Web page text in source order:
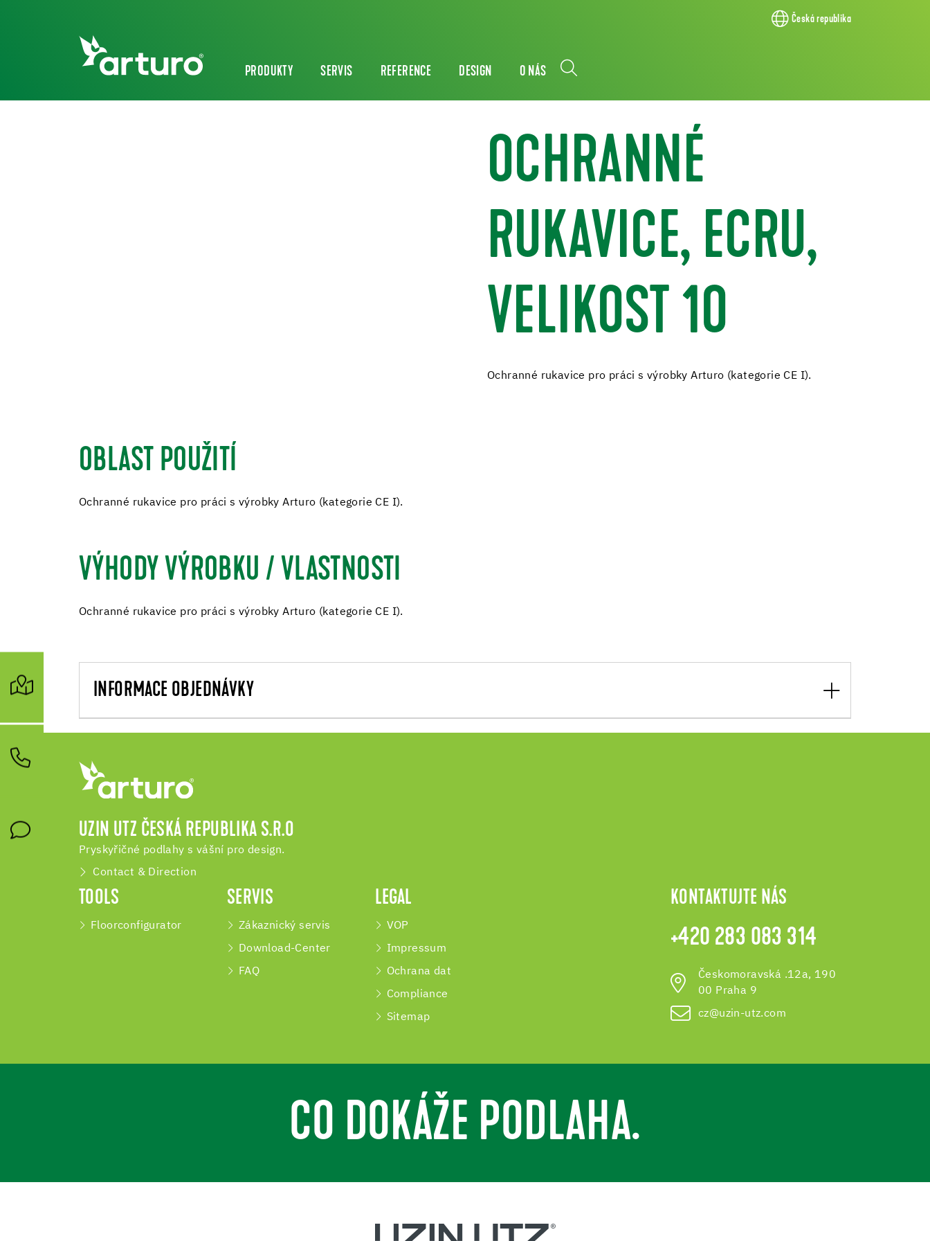
Česká republika
PRODUKTY SERVIS REFERENCE DESIGN O NÁS
OCHRANNÉ
RUKAVICE, ECRU,
VELIKOST 10
Ochranné rukavice pro práci s výrobky Arturo (kategorie CE I).
OBLAST POUŽITÍ
Ochranné rukavice pro práci s výrobky Arturo (kategorie CE I).
VÝHODY VÝROBKU / VLASTNOSTI
Ochranné rukavice pro práci s výrobky Arturo (kategorie CE I).
INFORMACE OBJEDNÁVKY
UZIN UTZ ČESKÁ REPUBLIKA S.R.O
Pryskyřičné podlahy s vášní pro design.
Contact & Direction
TOOLS
Floorconfigurator
SERVIS
Zákaznický servis
Download-Center
FAQ
LEGAL
VOP
Impressum
Ochrana dat
Compliance
Sitemap
KONTAKTUJTE NÁS
+420 283 083 314
Českomoravská .12a, 190
00 Praha 9
cz@uzin-utz.com
CO DOKÁŽE PODLAHA.